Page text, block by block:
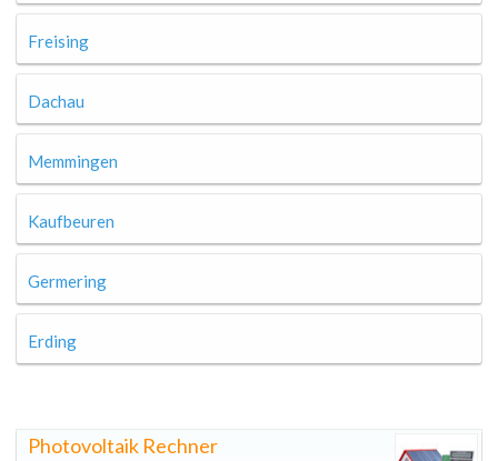
Freising
Dachau
Memmingen
Kaufbeuren
Germering
Erding
Photovoltaik Rechner